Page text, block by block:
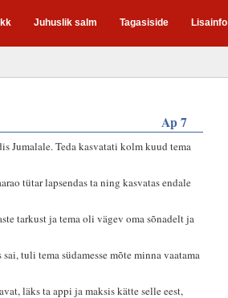
Juhuslik salm Tagasiside Lisainfo
Ap 7
Jumalale. Teda kasvatati kolm kuud tema
tütar lapsendas ta ning kasvatas endale
tarkust ja tema oli vägev oma sõnadelt ja
tuli tema südamesse mõte minna vaatama
läks ta appi ja maksis kätte selle eest,